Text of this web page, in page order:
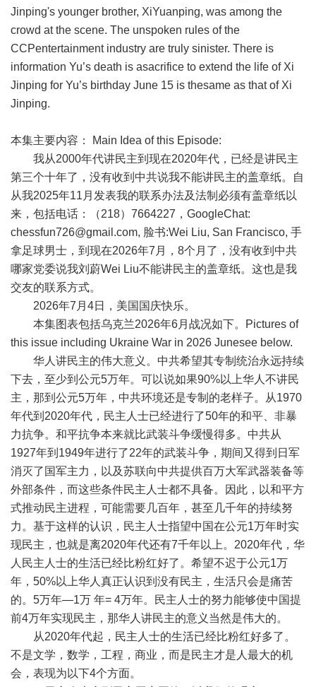
Jinping's younger brother, XiYuanping, was among the
crowd at the scene. The unspoken rules of the
CCPentertainment industry are truly sinister. There is
information Yu’s death is asacrifice to extend the life of Xi
Jinping for Yu’s birthday June 15 is thesame as that of Xi
Jinping.
本集主要内容：
Main Idea of this Episode:
我从2000年代讲民主到现在2020年代，已经是讲民主
第三个十年了，没有收到中共说我不能讲民主的盖章纸。自
从我2025年11 月发表我的联系办法及法制必须有盖章纸以
来，包括电话：（218） 7664227 ， GoogleChat:
chessfun726@gmail.com, 脸书:Wei Liu, San Francisco, 手
拿足球男士，到现在2026年7 月， 8个月了，没有收到中共
哪家党委说我刘蔚Wei Liu不能讲民主的盖章纸。这也是我
交友的联系方式。
2026年7 月 4日，美国国庆快乐。
本集图表包括乌克兰2026年6月战况如下。
Pictures of
this issue including Ukraine War in 2026 Junesee below.
华人讲民主的伟大意义。中共希望其专制统治永远持续
下去，至少到公元5万年。可以说如果90%以上华人不讲民
主，那到公元5万年，中共环境还是专制的老样子。从1970
年代到 2020年代，民主人士已经进行了50年的和平、非暴
力抗争。和平抗争本来就比武装斗争缓慢得多。中共从
1927年到 1949年进行了22年的武装斗争，期间又得到日军
消灭了国军主力，以及苏联向中共提供百万大军武器装备等
外部条件，而这些条件民主人士都不具备。因此，以和平方
式推动民主进程，可能需要几百年，甚至几千年的持续努
力。基于这样的认识，民主人士指望中国在公元1万年时实
现民主，也就是离2020年代还有7千年以上。 2020年代，华
人民主人士的生活已经比粉红好了。希望不迟于公元1万
年， 50%以上华人真正认识到没有民主，生活只会是痛苦
的。 5万年—1万 年= 4万年。民主人士的努力能够使中国提
前4万年实现民主，那华人讲民主的意义当然是伟大的。
从2020年代起，民主人士的生活已经比粉红好多了。
不是文学，数学，工程，商业，而是民主才是人最大的机
会，表现为以下4个方面。